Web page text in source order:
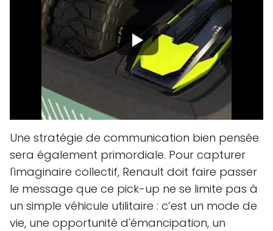
Une stratégie de communication bien pensée
sera également primordiale. Pour capturer
l'imaginaire collectif, Renault doit faire passer
le message que ce pick-up ne se limite pas à
un simple véhicule utilitaire : c’est un mode de
vie, une opportunité d'émancipation, un